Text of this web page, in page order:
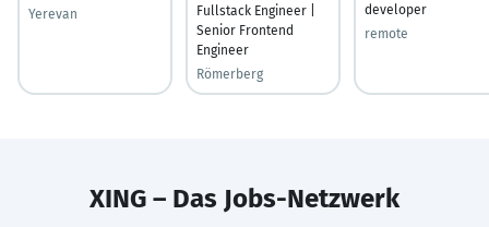
Yerevan
Fullstack Engineer |
Senior Frontend
Engineer
Römerberg
developer
remote
XING – Das Jobs-Netzwerk